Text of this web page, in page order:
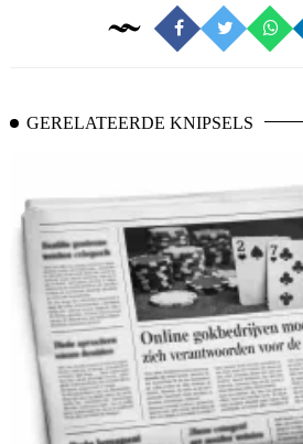
GERELATEERDE KNIPSELS